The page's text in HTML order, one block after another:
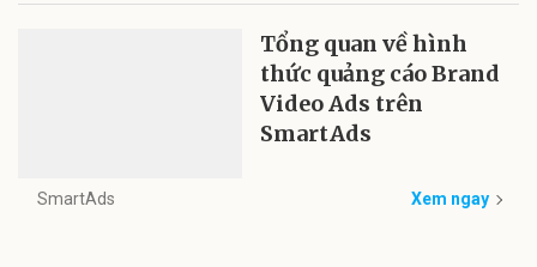
Tổng quan về hình
thức quảng cáo Brand
Video Ads trên
SmartAds
SmartAds Xem ngay